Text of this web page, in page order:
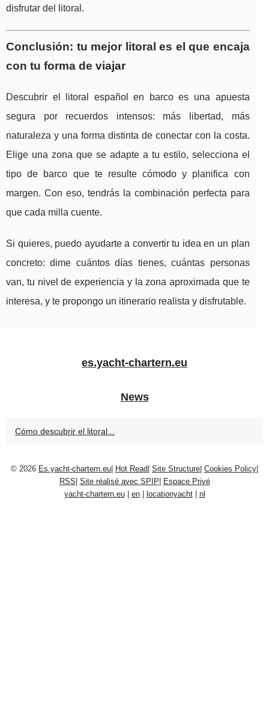
disfrutar del litoral.
Conclusión: tu mejor litoral es el que encaja
con tu forma de viajar
Descubrir el litoral español en barco es una apuesta
segura por recuerdos intensos: más libertad, más
naturaleza y una forma distinta de conectar con la costa.
Elige una zona que se adapte a tu estilo, selecciona el
tipo de barco que te resulte cómodo y planifica con
margen. Con eso, tendrás la combinación perfecta para
que cada milla cuente.
Si quieres, puedo ayudarte a convertir tu idea en un plan
concreto: dime cuántos días tienes, cuántas personas
van, tu nivel de experiencia y la zona aproximada que te
interesa, y te propongo un itinerario realista y disfrutable.
es.yacht-chartern.eu
News
Cómo descubrir el litoral...
© 2026 Es.yacht-chartern.eu Hot Read Site Structure Cookies Policy
RSS Site réalisé avec SPIP
Espace Privé
yacht-chartern.eu| en| locationyacht| nl